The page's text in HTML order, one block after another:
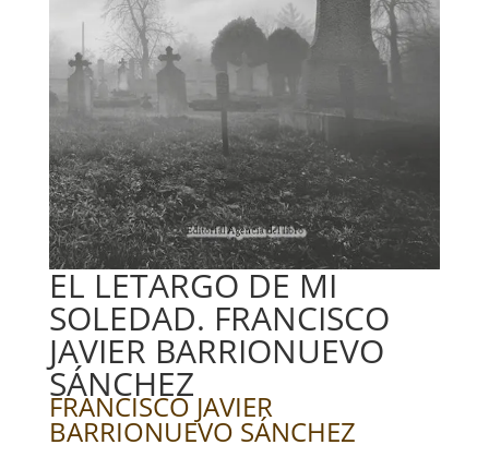
EL LETARGO DE MI
SOLEDAD. FRANCISCO
JAVIER BARRIONUEVO
SÁNCHEZ
FRANCISCO JAVIER
BARRIONUEVO SÁNCHEZ